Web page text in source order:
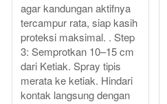
agar kandungan aktifnya
tercampur rata, siap kasih
proteksi maksimal. . Step
3: Semprotkan 10–15 cm
dari Ketiak. Spray tipis
merata ke ketiak. Hindari
kontak langsung dengan